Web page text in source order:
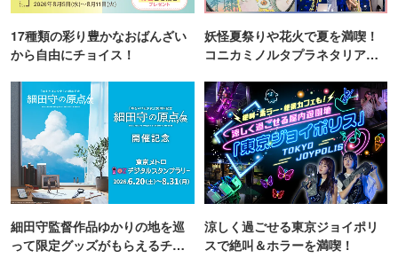
17種類の彩り豊かなおばんざい
から自由にチョイス！
妖怪夏祭りや花火で夏を満喫！
コニカミノルタプラネタリア
細田守監督作品ゆかりの地を巡
って限定グッズがもらえるチャ
涼しく過ごせる東京ジョイポリ
スで絶叫＆ホラーを満喫！